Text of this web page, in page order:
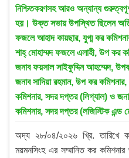
নিশ্চিতকরণসহ আরও অন্যান্য
হয়। উক্ত সভায় উপস্থিত ছিলেন
ফজলে আহাদ কায়ছার, যুগ্ম কর
শাহ্ মোহাম্মদ ফজলে এলাহী, উপ কর
জনাব ফয়সাল সাইফুদ্দিন আহম্মেদ,
জনাব সাদিয়া রহমান, উপ কর
কমিশনার, সদর দপ্তর (লিগ্যাল) ও
কমিশনার, সদর দপ্তর (লজিস্টিক এন্ড
অদ্য ২৮/০৪/২০২৬ খ্রি. তারিখে
ময়মনসিংহ এর সম্মানিত কর